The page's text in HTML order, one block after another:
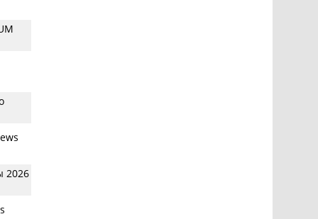
2026